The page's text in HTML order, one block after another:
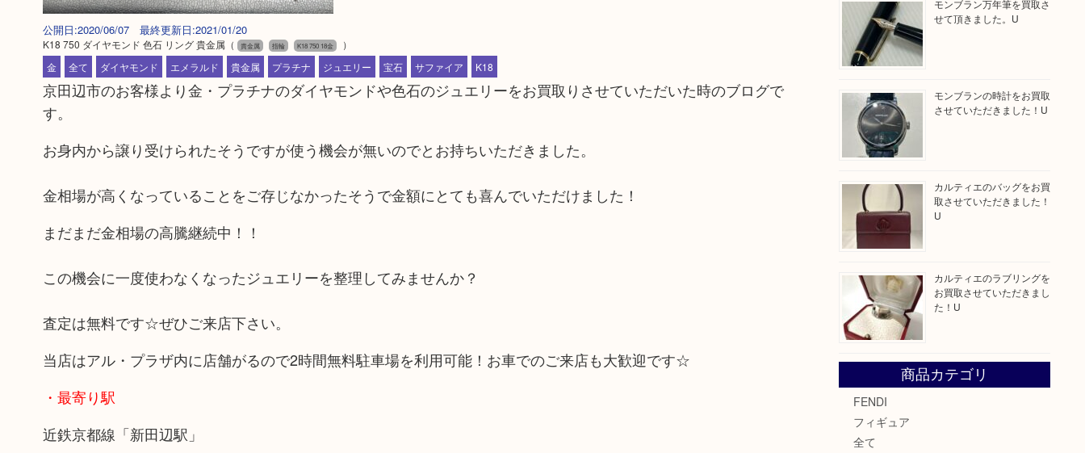
公開日:2020/06/07 最終更新日:2021/01/20
K18 750 ダイヤモンド 色石 リング 貴金属（ 貴金属 指輪 K18 750 18金
）
金
全て ダイヤモンド エメラルド 貴金属 プラチナ ジュエリー 宝石 サファイア K18
京田辺市のお客様より金・プラチナのダイヤモンドや色石のジュエリーをお買取りさせていただいた時のブログで
す。
お身内から譲り受けられたそうですが使う機会が無いのでとお持ちいただきました。
金相場が高くなっていることをご存じなかったそうで金額にとても喜んでいただけました！
まだまだ金相場の高騰継続中！！
この機会に一度使わなくなったジュエリーを整理してみませんか？
査定は無料です☆ぜひご来店下さい。
当店はアル・プラザ内に店舗がるので2時間無料駐車場を利用可能！お車でのご来店も大歓迎です☆
・最寄り駅
近鉄京都線「新田辺駅」
モンブラン万年筆を買取さ
せて頂きました。U
モンブランの時計をお買取
させていただきました！U
カルティエのバッグをお買
取させていただきました！
U
カルティエのラブリングを
お買取させていただきまし
た！U
商品カテゴリ
FENDI
フィギュア
全て